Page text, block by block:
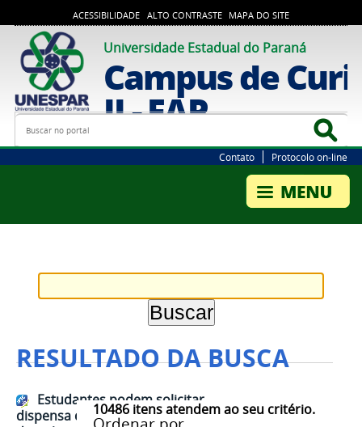
ACESSIBILIDADE ALTO CONTRASTE MAPA DO SITE
Universidade Estadual do Paraná
Campus de
II - FAP
Busca
Contato Protocolo on-line
RESULTADO DA BUSCA
10486itens atendem ao seu critério.
Estudantes podem solicitar
dispensa de frequência em